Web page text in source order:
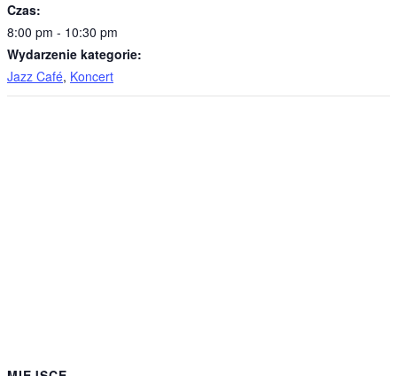
Czas:
8:00 pm - 10:30 pm
Wydarzenie kategorie:
Jazz Café, Koncert